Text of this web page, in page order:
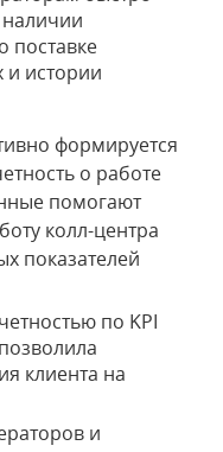
поставке
и истории
формируется
о работе
помогают
колл-центра
показателей
по KPI
клиента на
и